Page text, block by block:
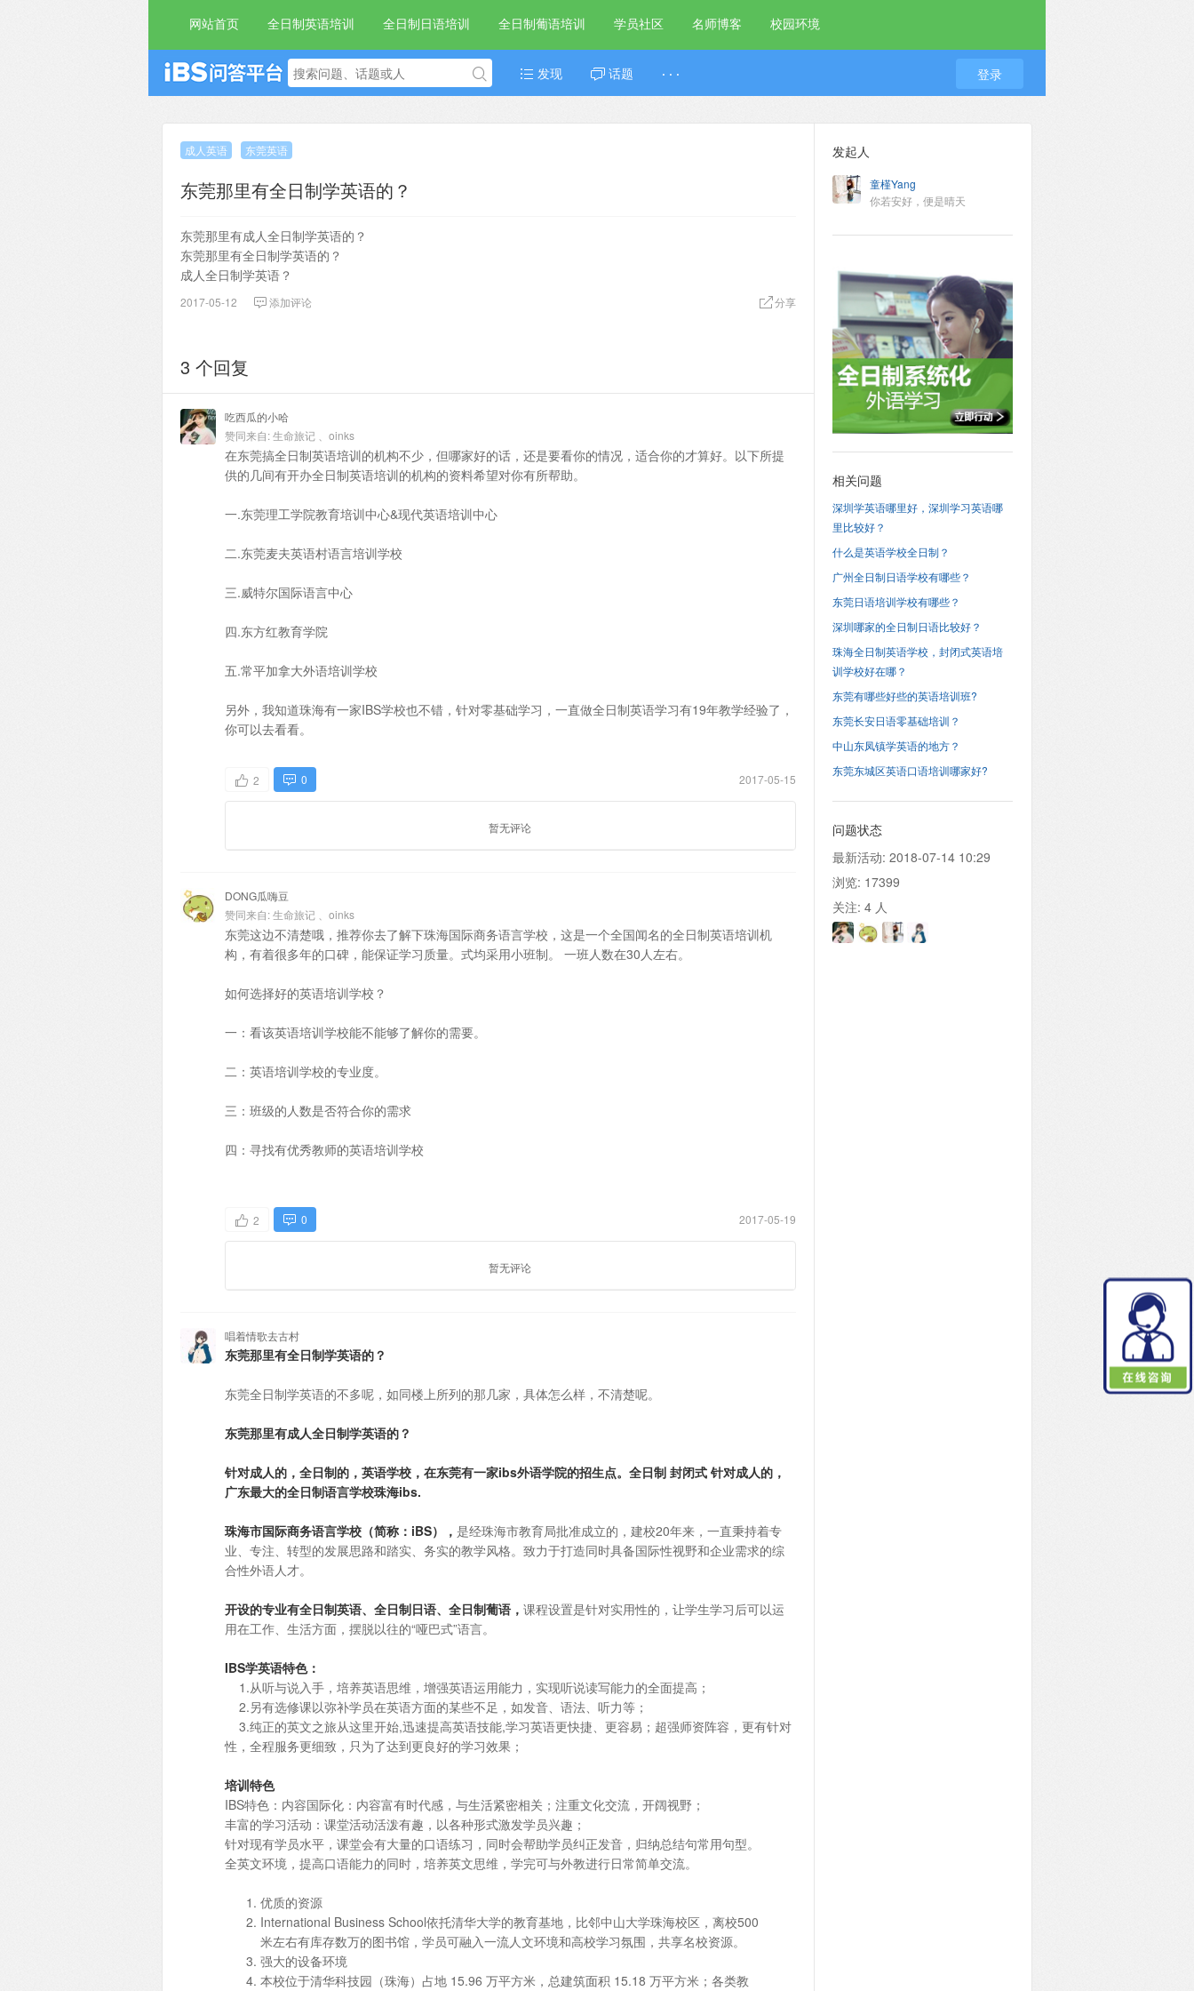
网站首页 全日制英语培训 全日制日语培训 全日制葡语培训 学员社区 名师博客 校园环境
发现 话题 · · · 登录
成人英语 东莞英语
东莞那里有全日制学英语的？
东莞那里有成人全日制学英语的？
东莞那里有全日制学英语的？
成人全日制学英语？
2017-05-12 添加评论 分享
3 个回复
吃西瓜的小哈
赞同来自:生命旅记 oinks
在东莞搞全日制英语培训的机构不少，但哪家好的话，还是要看你的情况，适合你的才算好。以下所提
供的几间有开办全日制英语培训的机构的资料希望对你有所帮助。
一.东莞理工学院教育培训中心&现代英语培训中心
二.东莞麦夫英语村语言培训学校
三.威特尔国际语言中心
四.东方红教育学院
五.常平加拿大外语培训学校
另外，我知道珠海有一家IBS学校也不错，针对零基础学习，一直做全日制英语学习有19年教学经验了，
你可以去看看。
2017-05-15
2 0
暂无评论
DONG瓜嗨豆
赞同来自:生命旅记 oinks
东莞这边不清楚哦，推荐你去了解下珠海国际商务语言学校，这是一个全国闻名的全日制英语培训机
构，有着很多年的口碑，能保证学习质量。式均采用小班制。 一班人数在30人左右。
如何选择好的英语培训学校？
一：看该英语培训学校能不能够了解你的需要。
二：英语培训学校的专业度。
三：班级的人数是否符合你的需求
四：寻找有优秀教师的英语培训学校
2017-05-19
2 0
暂无评论
唱着情歌去古村
东莞那里有全日制学英语的？
东莞全日制学英语的不多呢，如同楼上所列的那几家，具体怎么样，不清楚呢。
东莞那里有成人全日制学英语的？
针对成人的，全日制的，英语学校，在东莞有一家ibs外语学院的招生点。全日制 封闭式 针对成人的，
广东最大的全日制语言学校珠海ibs.
珠海市国际商务语言学校（简称：iBS）， 是经珠海市教育局批准成立的，建校20年来，一直秉持着专
业、专注、转型的发展思路和踏实、务实的教学风格。致力于打造同时具备国际性视野和企业需求的综
合性外语人才。
开设的专业有全日制英语、全日制日语、全日制葡语， 课程设置是针对实用性的，让学生学习后可以运
用在工作、生活方面，摆脱以往的“哑巴式”语言。
IBS学英语特色：
1.从听与说入手，培养英语思维，增强英语运用能力，实现听说读写能力的全面提高；
2.另有选修课以弥补学员在英语方面的某些不足，如发音、语法、听力等；
3.纯正的英文之旅从这里开始,迅速提高英语技能,学习英语更快捷、更容易；超强师资阵容，更有针对
性，全程服务更细致，只为了达到更良好的学习效果；
培训特色
IBS特色：内容国际化：内容富有时代感，与生活紧密相关；注重文化交流，开阔视野；
丰富的学习活动：课堂活动活泼有趣，以各种形式激发学员兴趣；
针对现有学员水平，课堂会有大量的口语练习，同时会帮助学员纠正发音，归纳总结句常用句型。
全英文环境，提高口语能力的同时，培养英文思维，学完可与外教进行日常简单交流。
优质的资源
International Business School依托清华大学的教育基地，比邻中山大学珠海校区，离校500
米左右有库存数万的图书馆，学员可融入一流人文环境和高校学习氛围，共享名校资源。
强大的设备环境
本校位于清华科技园（珠海）占地 15.96 万平方米，总建筑面积 15.18 万平方米；各类教
发起人
童槿Yang
你若安好，便是晴天
相关问题
深圳学英语哪里好，深圳学习英语哪
里比较好？
什么是英语学校全日制？
广州全日制日语学校有哪些？
东莞日语培训学校有哪些？
深圳哪家的全日制日语比较好？
珠海全日制英语学校，封闭式英语培
训学校好在哪？
东莞有哪些好些的英语培训班?
东莞长安日语零基础培训？
中山东凤镇学英语的地方？
东莞东城区英语口语培训哪家好?
问题状态
最新活动: 2018-07-14 10:29
浏览: 17399
关注: 4人